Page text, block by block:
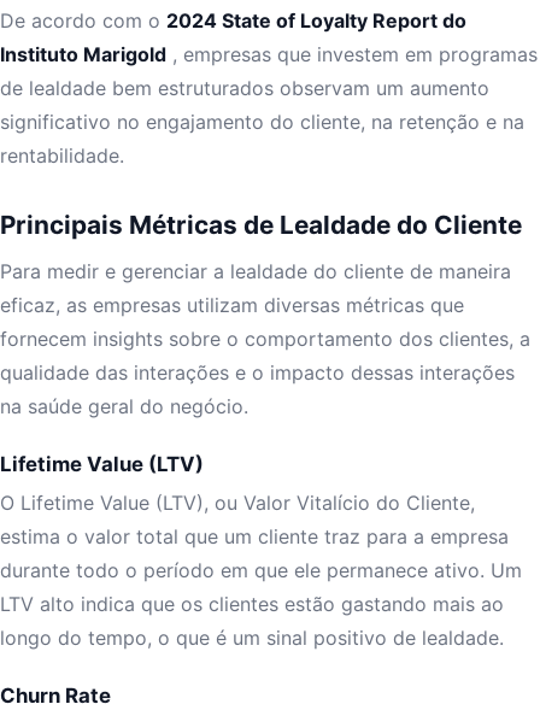
De acordo com o 2024 State of Loyalty Report do
Instituto Marigold , empresas que investem em programas
de lealdade bem estruturados observam um aumento
significativo no engajamento do cliente, na retenção e na
rentabilidade.
Principais Métricas de Lealdade do Cliente
Para medir e gerenciar a lealdade do cliente de maneira
eficaz, as empresas utilizam diversas métricas que
fornecem insights sobre o comportamento dos clientes, a
qualidade das interações e o impacto dessas interações
na saúde geral do negócio.
Lifetime Value (LTV)
O Lifetime Value (LTV), ou Valor Vitalício do Cliente,
estima o valor total que um cliente traz para a empresa
durante todo o período em que ele permanece ativo. Um
LTV alto indica que os clientes estão gastando mais ao
longo do tempo, o que é um sinal positivo de lealdade.
Churn Rate